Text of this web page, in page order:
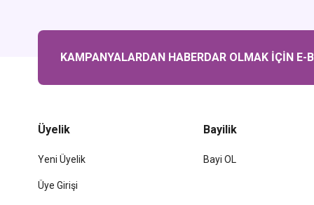
KAMPANYALARDAN HABERDAR OLMAK İÇİN E-
Üyelik
Yeni Üyelik
Üye Girişi
Bayilik
Bayi OL